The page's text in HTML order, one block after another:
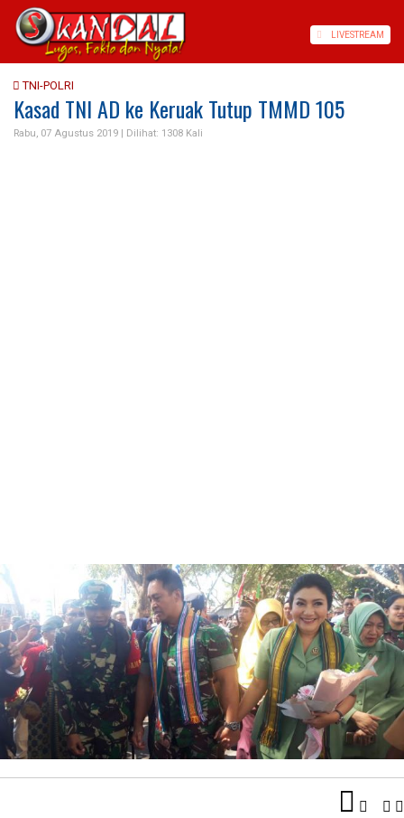
LIVESTREAM
TNI-POLRI
Kasad TNI AD ke Keruak Tutup TMMD 105
Rabu, 07 Agustus 2019 | Dilihat: 1308 Kali